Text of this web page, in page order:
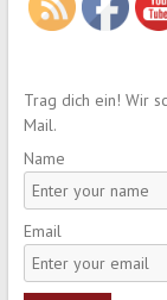
Trag dich ein! Wir
Mail.
Name
Email